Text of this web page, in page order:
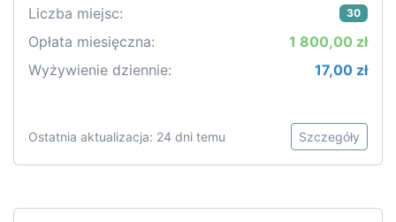
Liczba miejsc: 30
Opłata miesięczna:
1 800,00 zł
Wyżywienie dziennie:
17,00 zł
Ostatnia aktualizacja: 24 dni temu Szczegóły